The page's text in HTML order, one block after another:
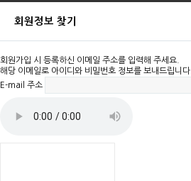
회원정보 찾기
회원가입 시 등록하신 이메일 주소를 입력해 주세요.
해당 이메일로 아이디와 비밀번호 정보를 보내드립니다.
E-mail 주소